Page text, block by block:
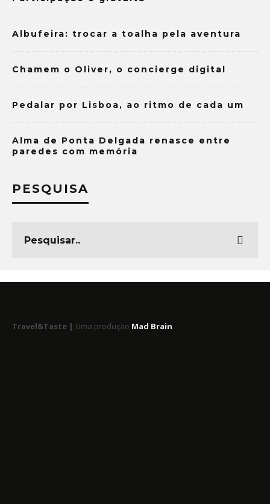
Albufeira: trocar a toalha pela aventura
Chamem o Oliver, o concierge digital
Pedalar por Lisboa, ao ritmo de cada um
Alma de Ponta Delgada renasce entre
paredes com memória
PESQUISA
Travel&Taste | Uma produção Mad Brain